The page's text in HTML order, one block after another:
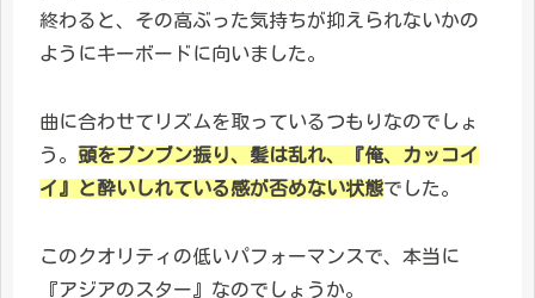
終わると、その高ぶった気持ちが抑えられないかの
ようにキーボードに向いました。
曲に合わせてリズムを取っているつもりなのでしょ
う。 頭をブンブン振り、髪は乱れ、『俺、カッコイ
イ』と酔いしれている感が否めない状態でした。
このクオリティの低いパフォーマンスで、本当に
『アジアのスター』なのでしょうか。